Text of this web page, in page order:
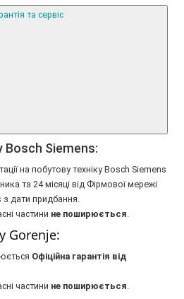
Гарантія та сервіс
Bosch Siemens:
на побутову техніку Bosch Siemens
та 24 місяці від Фірмової мережі
дати придбання.
частини не поширюється
Gorenje:
Oфіційна гарантія від
частини не поширюється